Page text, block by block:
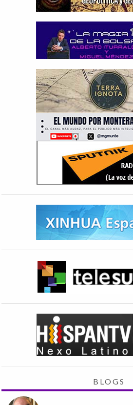
BLOGS